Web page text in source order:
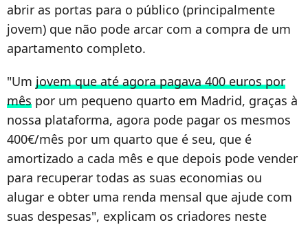
abrir as portas para o público (principalmente
jovem) que não pode arcar com a compra de um
apartamento completo.
"Um jovem que até agora pagava 400 euros por
mês por um pequeno quarto em Madrid, graças à
nossa plataforma, agora pode pagar os mesmos
400€/mês por um quarto que é seu, que é
amortizado a cada mês e que depois pode vender
para recuperar todas as suas economias ou
alugar e obter uma renda mensal que ajude com
suas despesas", explicam os criadores neste